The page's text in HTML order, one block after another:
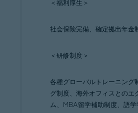
＜福利厚生＞
社会保険完備、確定拠出年金
＜研修制度＞
各種グローバルトレーニング
グ制度、海外オフィスとのエ
ム、MBA留学補助制度、語